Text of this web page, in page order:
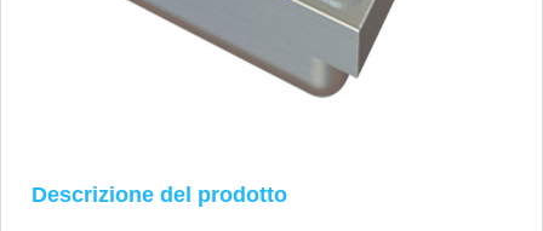
Descrizione del prodotto